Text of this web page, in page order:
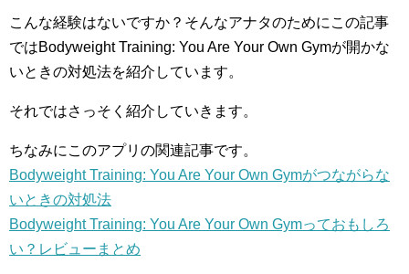
こんな経験はないですか？そんなアナタのためにこの記事
ではBodyweight Training: You Are Your Own Gymが開かな
いときの対処法を紹介しています。
それではさっそく紹介していきます。
ちなみにこのアプリの関連記事です。
Bodyweight Training: You Are Your Own Gymがつながらな
いときの対処法
Bodyweight Training: You Are Your Own Gymっておもしろ
い？レビューまとめ